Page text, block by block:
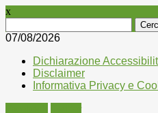
x
per:
07/08/2026
Dichiarazione
Disclaimer
Informativa Privacy e